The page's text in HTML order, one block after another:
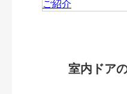
室内ドア